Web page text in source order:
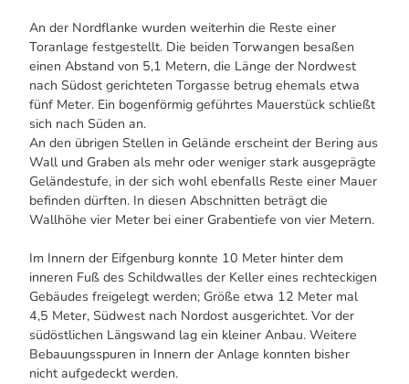
An der Nordflanke wurden weiterhin die Reste einer
Toranlage festgestellt. Die beiden Torwangen besaßen
einen Abstand von 5,1 Metern, die Länge der Nordwest
nach Südost gerichteten Torgasse betrug ehemals etwa
fünf Meter. Ein bogenförmig geführtes Mauerstück schließt
sich nach Süden an.
An den übrigen Stellen in Gelände erscheint der Bering aus
Wall und Graben als mehr oder weniger stark ausgeprägte
Geländestufe, in der sich wohl ebenfalls Reste einer Mauer
befinden dürften. In diesen Abschnitten beträgt die
Wallhöhe vier Meter bei einer Grabentiefe von vier Metern.
Im Innern der Eifgenburg konnte 10 Meter hinter dem
inneren Fuß des Schildwalles der Keller eines rechteckigen
Gebäudes freigelegt werden; Größe etwa 12 Meter mal
4,5 Meter, Südwest nach Nordost ausgerichtet. Vor der
südöstlichen Längswand lag ein kleiner Anbau. Weitere
Bebauungsspuren in Innern der Anlage konnten bisher
nicht aufgedeckt werden.